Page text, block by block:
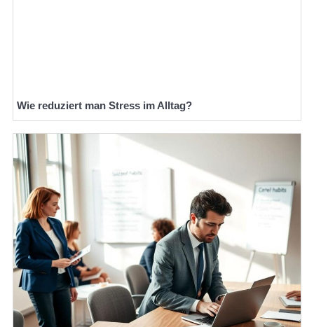
Wie reduziert man Stress im Alltag?